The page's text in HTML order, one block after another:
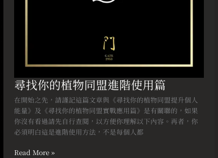
尋找你的植物同盟進階使用篇
在開始之先，請謹記這篇文章與《尋找你的植物同盟提升個人
能量》及《尋找你的植物同盟實戰應用篇》是有關聯的，如果
你沒有看過請先自行查閱，以方便你理解以下內容。再者，你
必須明白這是進階使用方法，不是每個人都
Read More »